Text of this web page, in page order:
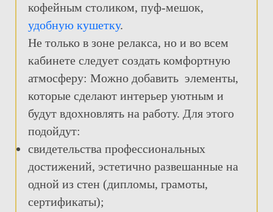
кофейным столиком, пуф-мешок,
удобную кушетку.
Не только в зоне релакса, но и во всем
кабинете следует создать комфортную
атмосферу: Можно добавить элементы,
которые сделают интерьер уютным и
будут вдохновлять на работу. Для этого
подойдут:
свидетельства профессиональных
достижений, эстетично развешанные на
одной из стен (дипломы, грамоты,
сертификаты);